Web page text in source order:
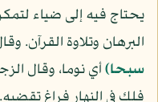
يحتاج فيه إلى ضياء
البرهان وتلاوة القرآن.
سبحا)أي نوما، وقال
فلك في النهار فراغ